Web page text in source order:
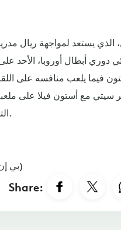
الذي يستعد لمواجهة ريال
دوري أبطال أوروبا، الأحد
فيما يلعب منافسه على
سيتي مع أستون فيلا على
التوقيت ذاته.
(بي إن سبورت)
Share: